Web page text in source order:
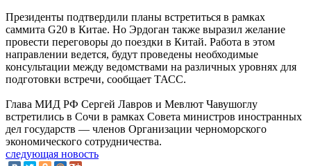
Президенты подтвердили планы встретиться в рамках
саммита G20 в Китае. Но Эрдоган также выразил желание
провести переговоры до поездки в Китай. Работа в этом
направлении ведется, будут проведены необходимые
консультации между ведомствами на различных уровнях для
подготовки встречи, сообщает ТАСС.
Глава МИД РФ Сергей Лавров и Мевлют Чавушоглу
встретились в Сочи в рамках Совета министров иностранных
дел государств — членов Организации черноморского
экономического сотрудничества.
следующая новость